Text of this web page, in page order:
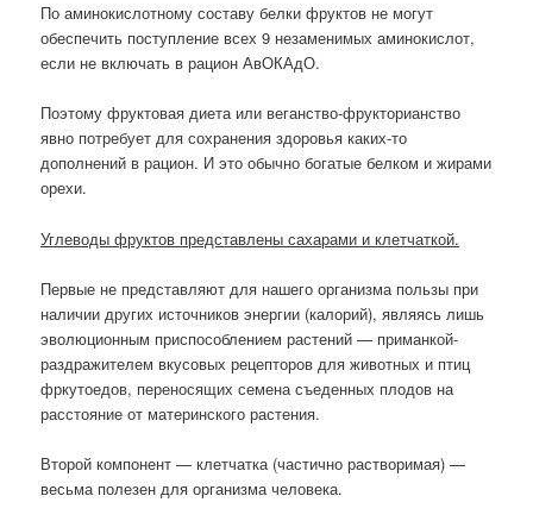
По аминокислотному составу белки фруктов не могут
обеспечить поступление всех 9 незаменимых аминокислот,
если не включать в рацион АвОКАдО.
Поэтому фруктовая диета или веганство-фрукторианство
явно потребует для сохранения здоровья каких-то
дополнений в рацион. И это обычно богатые белком и жирами
орехи.
Углеводы фруктов представлены сахарами и клетчаткой.
Первые не представляют для нашего организма пользы при
наличии других источников энергии (калорий), являясь лишь
эволюционным приспособлением растений — приманкой-
раздражителем вкусовых рецепторов для животных и птиц
фркутоедов, переносящих семена съеденных плодов на
расстояние от материнского растения.
Второй компонент — клетчатка (частично растворимая) —
весьма полезен для организма человека.